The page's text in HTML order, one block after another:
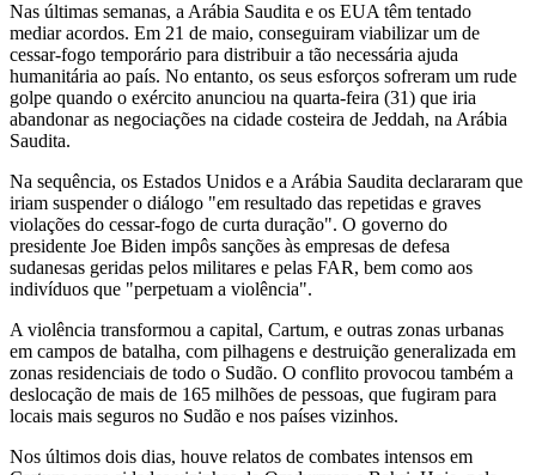
Nas últimas semanas, a Arábia Saudita e os EUA têm tentado
mediar acordos. Em 21 de maio, conseguiram viabilizar um de
cessar-fogo temporário para distribuir a tão necessária ajuda
humanitária ao país. No entanto, os seus esforços sofreram um rude
golpe quando o exército anunciou na quarta-feira (31) que iria
abandonar as negociações na cidade costeira de Jeddah, na Arábia
Saudita.
Na sequência, os Estados Unidos e a Arábia Saudita declararam que
iriam suspender o diálogo "em resultado das repetidas e graves
violações do cessar-fogo de curta duração". O governo do
presidente Joe Biden impôs sanções às empresas de defesa
sudanesas geridas pelos militares e pelas FAR, bem como aos
indivíduos que "perpetuam a violência".
A violência transformou a capital, Cartum, e outras zonas urbanas
em campos de batalha, com pilhagens e destruição generalizada em
zonas residenciais de todo o Sudão. O conflito provocou também a
deslocação de mais de 165 milhões de pessoas, que fugiram para
locais mais seguros no Sudão e nos países vizinhos.
Nos últimos dois dias, houve relatos de combates intensos em